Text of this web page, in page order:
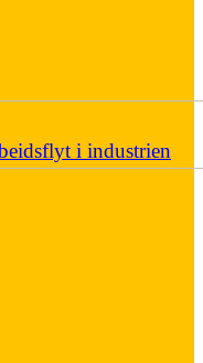
i industrien